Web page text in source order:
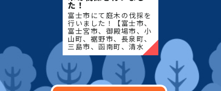
た！
富士市にて庭木の伐採を
行いました！【富士市、
富士宮市、御殿場市、小
山町、裾野市、長泉町、
三島市、函南町、清水
町、沼津市、熱海市、伊
豆の国市、伊豆市、伊東
市、東伊豆町、西伊豆
町、河津町、松崎町、下
田市、